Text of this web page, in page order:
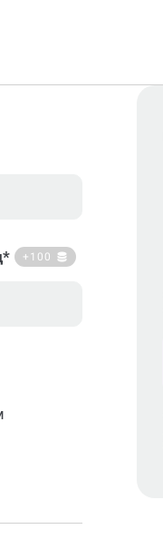
+100